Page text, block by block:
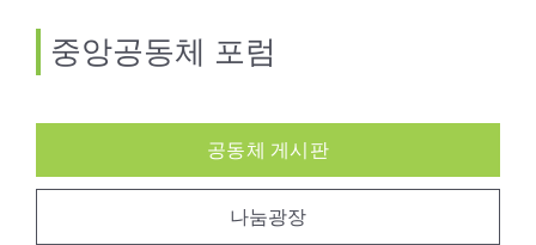
중앙공동체 포럼
공동체 게시판
나눔광장